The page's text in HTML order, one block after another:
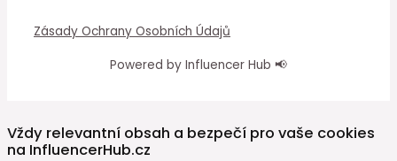
Zásady Ochrany Osobních Údajů
Powered by Influencer Hub 📢
Vždy relevantní obsah a bezpečí pro vaše cookies
na InfluencerHub.cz